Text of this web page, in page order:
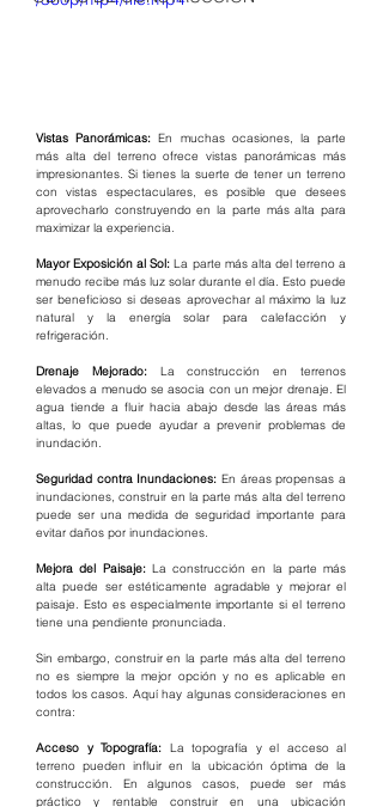
Vistas Panorámicas: En muchas ocasiones, la parte
más alta del terreno ofrece vistas panorámicas más
impresionantes. Si tienes la suerte de tener un terreno
con vistas espectaculares, es posible que desees
aprovecharlo construyendo en la parte más alta para
maximizar la experiencia.
Mayor Exposición al Sol: La parte más alta del terreno a
menudo recibe más luz solar durante el día. Esto puede
ser beneficioso si deseas aprovechar al máximo la luz
natural y la energía solar para calefacción y
refrigeración.
Drenaje Mejorado: La construcción en terrenos
elevados a menudo se asocia con un mejor drenaje. El
agua tiende a fluir hacia abajo desde las áreas más
altas, lo que puede ayudar a prevenir problemas de
inundación.
Seguridad contra Inundaciones: En áreas propensas a
inundaciones, construir en la parte más alta del terreno
puede ser una medida de seguridad importante para
evitar daños por inundaciones.
Mejora del Paisaje: La construcción en la parte más
alta puede ser estéticamente agradable y mejorar el
paisaje. Esto es especialmente importante si el terreno
tiene una pendiente pronunciada.
Sin embargo, construir en la parte más alta del terreno
no es siempre la mejor opción y no es aplicable en
todos los casos. Aquí hay algunas consideraciones en
contra:
Acceso y Topografía: La topografía y el acceso al
terreno pueden influir en la ubicación óptima de la
construcción. En algunos casos, puede ser más
práctico y rentable construir en una ubicación